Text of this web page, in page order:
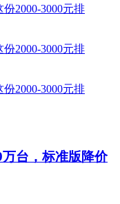
台，标准版降价